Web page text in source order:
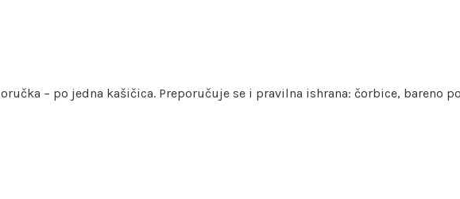
– po jedna kašičica. Preporučuje se i pravilna ishrana: čorbice, bareno